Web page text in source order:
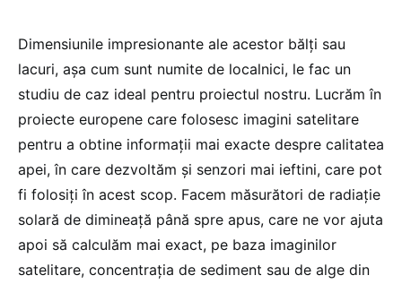
Dimensiunile impresionante ale acestor bălţi sau
lacuri, așa cum sunt numite de localnici, le fac un
studiu de caz ideal pentru proiectul nostru. Lucrăm în
proiecte europene care folosesc imagini satelitare
pentru a obtine informaţii mai exacte despre calitatea
apei, în care dezvoltăm și senzori mai ieftini, care pot
fi folosiţi în acest scop. Facem măsurători de radiație
solară de dimineaţă până spre apus, care ne vor ajuta
apoi să calculăm mai exact, pe baza imaginilor
satelitare, concentraţia de sediment sau de alge din